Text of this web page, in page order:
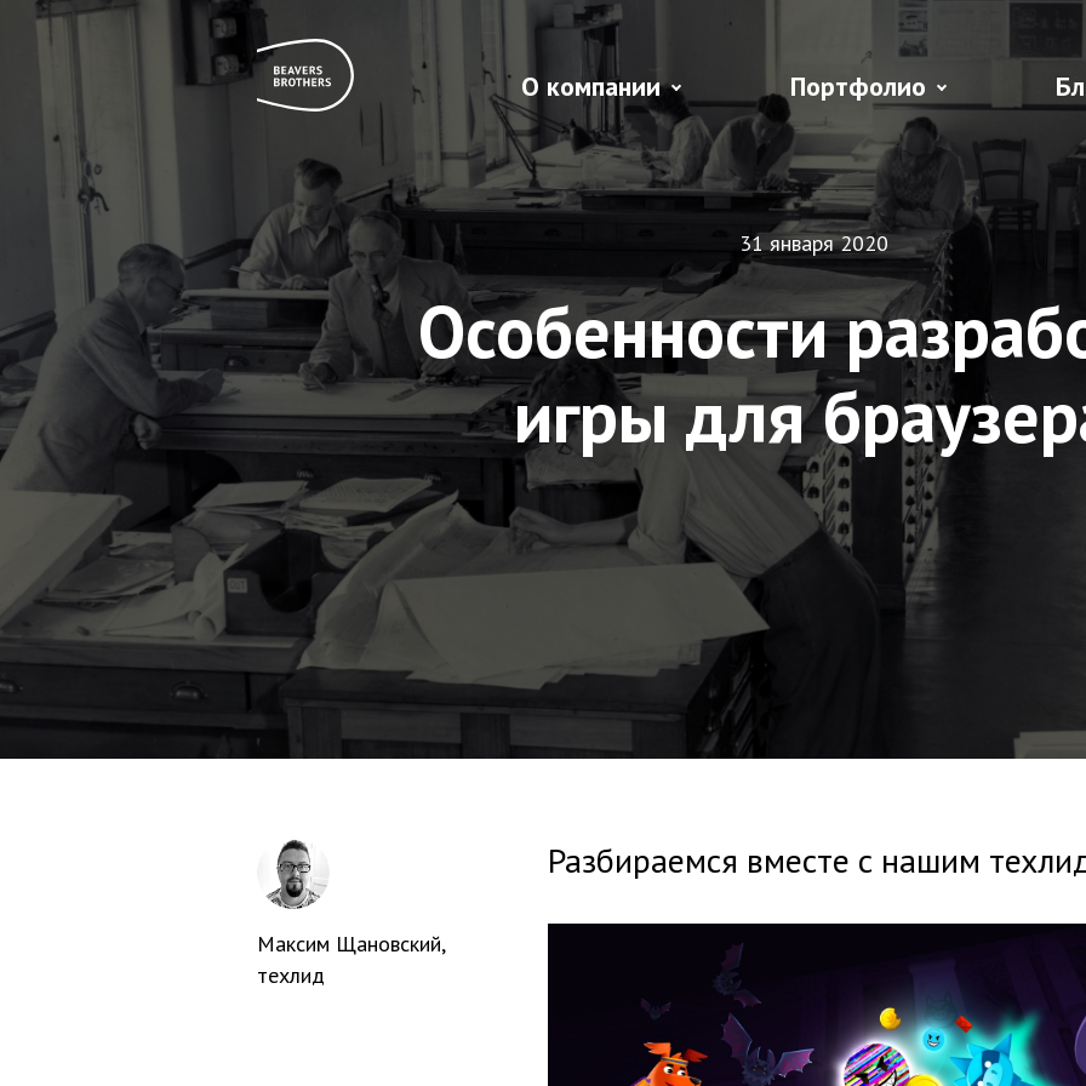
О компании Портфолио
31 января 2020
Особенности
игры для
Максим Щановский,
техлид
Разбираемся вместе с нашим